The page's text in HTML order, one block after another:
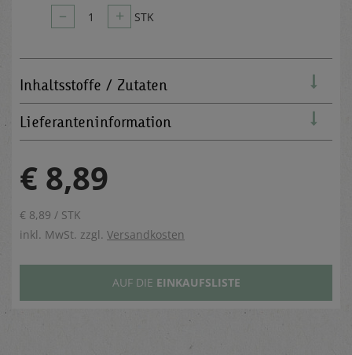
– 1 + STK
Inhaltsstoffe / Zutaten
Lieferanteninformation
€ 8,89
€ 8,89 / STK
inkl. MwSt. zzgl. Versandkosten
AUF DIE EINKAUFSLISTE